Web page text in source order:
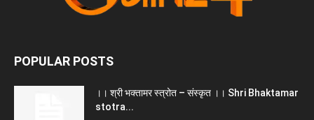
POPULAR POSTS
।। श्री भक्तामर स्त्रोत – संस्कृत ।। Shri Bhaktamar
stotra...